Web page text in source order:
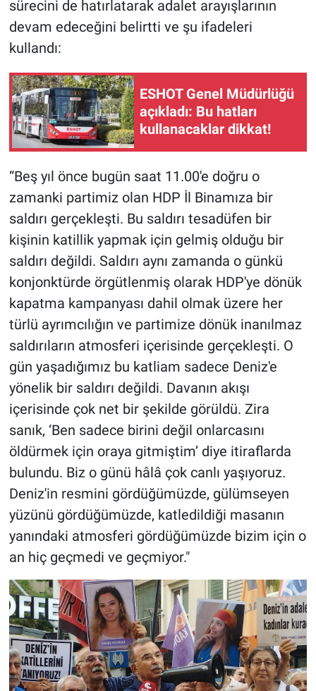
sürecini de hatırlatarak adalet arayışlarının
devam edeceğini belirtti ve şu ifadeleri
kullandı:
ESHOT Genel Müdürlüğü
açıkladı: Bu hatları
kullanacaklar dikkat!
“Beş yıl önce bugün saat 11.00'e doğru o
zamanki partimiz olan HDP İl Binamıza bir
saldırı gerçekleşti. Bu saldırı tesadüfen bir
kişinin katillik yapmak için gelmiş olduğu bir
saldırı değildi. Saldırı aynı zamanda o günkü
konjonktürde örgütlenmiş olarak HDP'ye dönük
kapatma kampanyası dahil olmak üzere her
türlü ayrımcılığın ve partimize dönük inanılmaz
saldırıların atmosferi içerisinde gerçekleşti. O
gün yaşadığımız bu katliam sadece Deniz'e
yönelik bir saldırı değildi. Davanın akışı
içerisinde çok net bir şekilde görüldü. Zira
sanık, ‘Ben sadece birini değil onlarcasını
öldürmek için oraya gitmiştim’ diye itiraflarda
bulundu. Biz o günü hâlâ çok canlı yaşıyoruz.
Deniz'in resmini gördüğümüzde, gülümseyen
yüzünü gördüğümüzde, katledildiği masanın
yanındaki atmosferi gördüğümüzde bizim için o
an hiç geçmedi ve geçmiyor."